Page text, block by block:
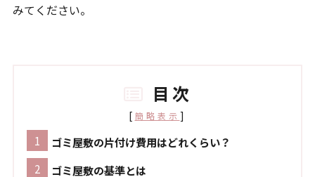
みてください。
目次
[ 簡略表示 ]
ゴミ屋敷の片付け費用はどれくらい？
ゴミ屋敷の基準とは